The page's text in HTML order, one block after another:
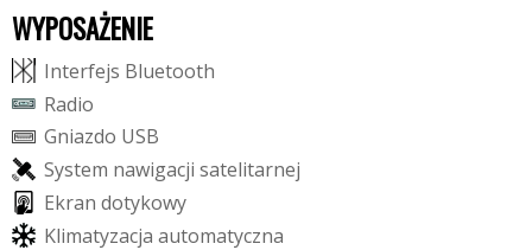
WYPOSAŻENIE
Interfejs Bluetooth
Radio
Gniazdo USB
System nawigacji satelitarnej
Ekran dotykowy
Klimatyzacja automatyczna